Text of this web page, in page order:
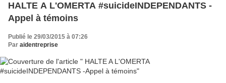
HALTE A L'OMERTA #suicideINDEPENDANTS -
Appel à témoins
Publié le 29/03/2015 à 07:26
Par aidentreprise